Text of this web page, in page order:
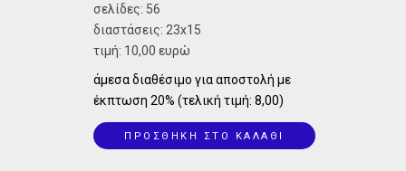
σελίδες: 56
διαστάσεις: 23x15
τιμή: 10,00 ευρώ
ΠΡΟΣΘΗΚΗ ΣΤΟ ΚΑΛΑΘΙ
άμεσα διαθέσιμο για αποστολή με
έκπτωση 20% (τελική τιμή: 8,00)